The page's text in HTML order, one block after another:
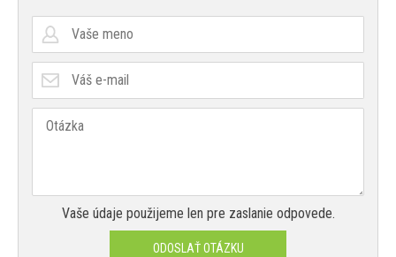
Vaše údaje použijeme len pre zaslanie odpovede.
ODOSLAŤ OTÁZKU